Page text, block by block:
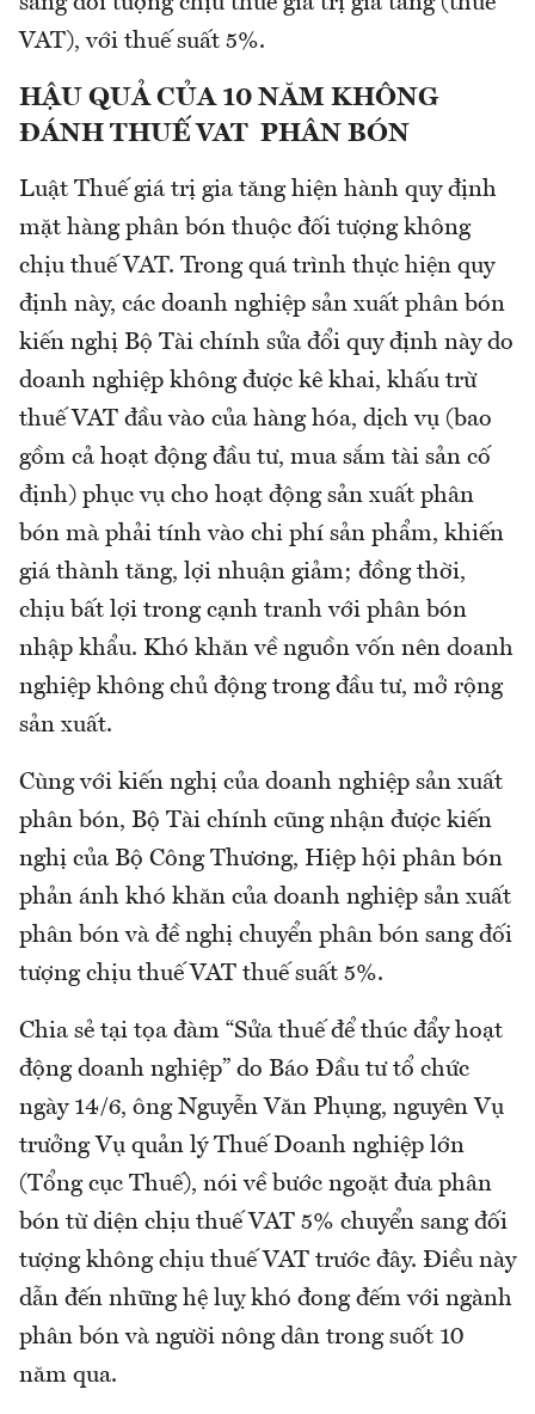
VAT), với thuế suất 5%.
HẬU QUẢ CỦA 10 NĂM KHÔNG
ĐÁNH THUẾ VAT PHÂN BÓN
Luật Thuế giá trị gia tăng hiện hành quy định
mặt hàng phân bón thuộc đối tượng không
chịu thuế VAT. Trong quá trình thực hiện quy
định này, các doanh nghiệp sản xuất phân bón
kiến nghị Bộ Tài chính sửa đổi quy định này do
doanh nghiệp không được kê khai, khấu trừ
thuế VAT đầu vào của hàng hóa, dịch vụ (bao
gồm cả hoạt động đầu tư, mua sắm tài sản cố
định) phục vụ cho hoạt động sản xuất phân
bón mà phải tính vào chi phí sản phẩm, khiến
giá thành tăng, lợi nhuận giảm; đồng thời,
chịu bất lợi trong cạnh tranh với phân bón
nhập khẩu. Khó khăn về nguồn vốn nên doanh
nghiệp không chủ động trong đầu tư, mở rộng
sản xuất.
Cùng với kiến nghị của doanh nghiệp sản xuất
phân bón, Bộ Tài chính cũng nhận được kiến
nghị của Bộ Công Thương, Hiệp hội phân bón
phản ánh khó khăn của doanh nghiệp sản xuất
phân bón và đề nghị chuyển phân bón sang đối
tượng chịu thuế VAT thuế suất 5%.
Chia sẻ tại tọa đàm “Sửa thuế để thúc đẩy hoạt
động doanh nghiệp” do Báo Đầu tư tổ chức
ngày 14/6, ông Nguyễn Văn Phụng, nguyên Vụ
trưởng Vụ quản lý Thuế Doanh nghiệp lớn
(Tổng cục Thuế), nói về bước ngoặt đưa phân
bón từ diện chịu thuế VAT 5% chuyển sang đối
tượng không chịu thuế VAT trước đây. Điều này
dẫn đến những hệ luỵ khó đong đếm với ngành
phân bón và người nông dân trong suốt 10
năm qua.